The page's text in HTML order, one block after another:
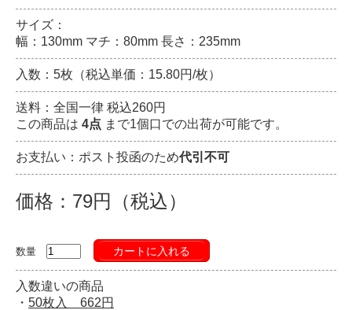
サイズ：
幅：130mm マチ：80mm 長さ：235mm
入数：5枚（税込単価：15.80円/枚）
送料：全国一律 税込260円
この商品は 4点 まで1個口での出荷が可能です。
お支払い：ポスト投函のため代引不可
価格：79円（税込）
数量 カートに入れる
入数違いの商品
・ 50枚入 662円